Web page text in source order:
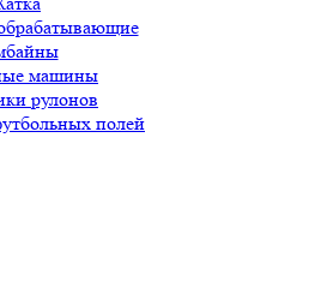
машины
рулонов
полей